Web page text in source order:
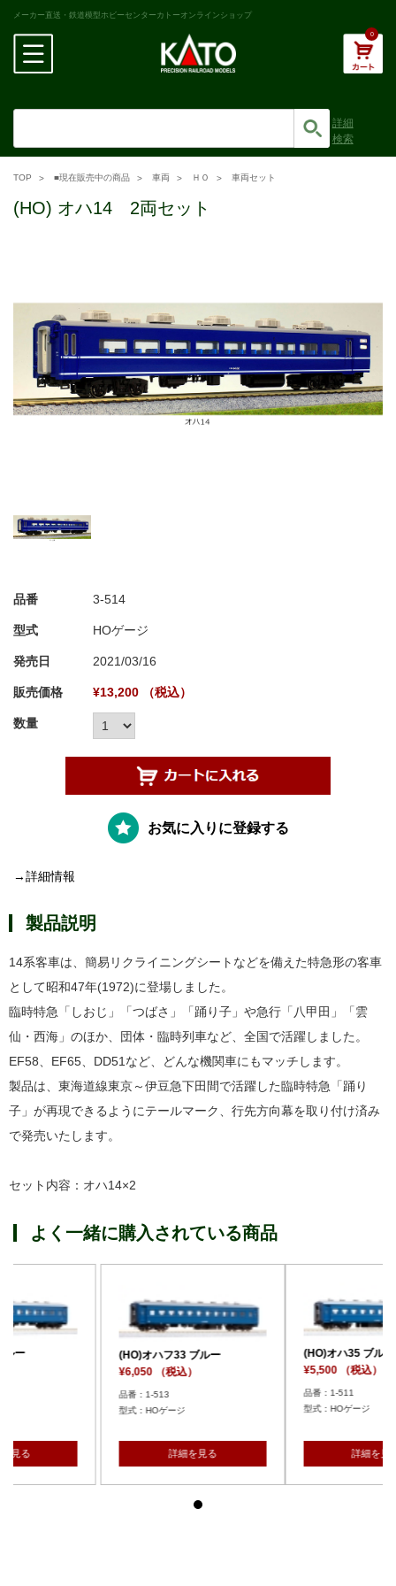
メーカー直送・鉄道模型ホビーセンターカトーオンラインショップ
0
詳細
検索
TOP ■現在販売中の商品 車両 ＨＯ 車両セット
(HO) オハ14 2両セット
品番 3-514
型式 HOゲージ
発売日 2021/03/16
販売価格 ¥13,200 （税込）
数量
お気に入りに登録する
→詳細情報
製品説明
14系客車は、簡易リクライニングシートなどを備えた特急形の客車
として昭和47年(1972)に登場しました。
臨時特急「しおじ」「つばさ」「踊り子」や急行「八甲田」「雲
仙・西海」のほか、団体・臨時列車など、全国で活躍しました。
EF58、EF65、DD51など、どんな機関車にもマッチします。
製品は、東海道線東京～伊豆急下田間で活躍した臨時特急「踊り
子」が再現できるようにテールマーク、行先方向幕を取り付け済み
で発売いたします。
セット内容：オハ14×2
よく一緒に購入されている商品
ブルー
詳細を見る
(HO)オハ35 ブルー
¥5,500 （税込）
品番：1-511
型式：HOゲージ
詳細を見る
(HO)オハフ33
¥6,050 （税込
品番：1-513
型式：HOゲー
詳細